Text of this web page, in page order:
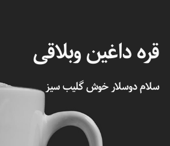
قره داغین وبلاقی
سلام دوسلار خوش گلیب سیز